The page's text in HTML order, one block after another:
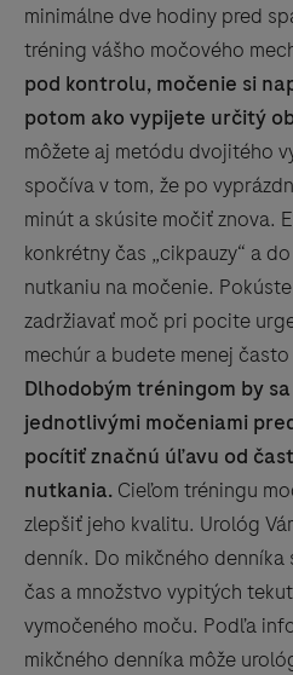
minimálne dve hodiny pred
tréning vášho močového
pod kontrolu, močenie si
potom ako vypijete určitý
môžete aj metódu dvojitého
spočíva v tom, že po
minút a skúsite močiť znova.
konkrétny čas „cikpauzy“ a
nutkaniu na močenie.
zadržiavať moč pri pocite
mechúr a budete menej
Dlhodobým tréningom by
jednotlivými močeniami
pocítiť značnú úľavu od
nutkania. Cieľom tréningu
zlepšiť jeho kvalitu. Urológ
denník. Do mikčného
čas a množstvo vypitých
vymočeného moču. Podľa
mikčného denníka môže